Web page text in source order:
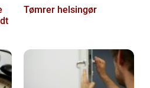
Tømrer helsingør